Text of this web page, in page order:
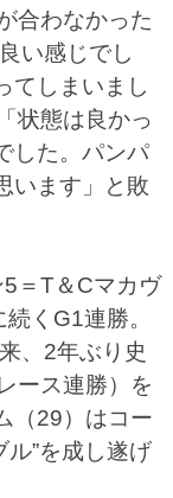
合わなかった
い感じでし
てしまいまし
状態は良かっ
した。パンパ
います」と敗
＝T＆Cマカヴ
くG1連勝。
、2年ぶり史
ース連勝）を
（29）はコー
ル”を成し遂げ